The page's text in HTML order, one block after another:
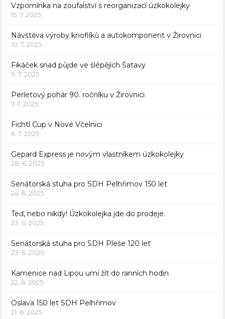
Vzpomínka na zoufalství s reorganizací úzkokolejky
15. 7. 2025
Návštěva výroby knoflíků a autokomponent v Žirovnici
10. 7. 2025
Fikáček snad půjde ve šlépějích Šatavy
9. 7. 2025
Perleťový pohár 90. ročníku v Žirovnici
7. 7. 2025
Fichtl Cup v Nové Včelnici
6. 7. 2025
Gepard Express je novým vlastníkem úzkokolejky
28. 6. 2025
Senátorská stuha pro SDH Pelhřimov 150 let
24. 6. 2025
Teď, nebo nikdy! Úzkokolejka jde do prodeje.
23. 6. 2025
Senátorská stuha pro SDH Pleše 120 let
23. 6. 2025
Kamenice nad Lipou umí žít do ranních hodin
22. 6. 2025
Oslava 150 let SDH Pelhřimov
21. 6. 2025